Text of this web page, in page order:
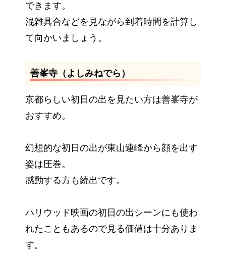
できます。
混雑具合などを見ながら到着時間を計算し
て向かいましょう。
善峯寺（よしみねでら）
京都らしい初日の出を見たい方は善峯寺が
おすすめ。
幻想的な初日の出が東山連峰から顔を出す
姿は圧巻。
感動する方も続出です。
ハリウッド映画の初日の出シーンにも使わ
れたこともあるので見る価値は十分ありま
す。